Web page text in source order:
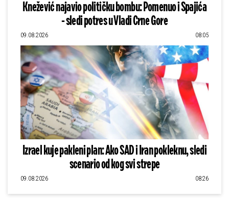
Knežević najavio političku bombu: Pomenuo i Spajića
- sledi potres u Vladi Crne Gore
09.08.2026 08:05
Izrael kuje pakleni plan: Ako SAD i Iran pokleknu, sledi
scenario od kog svi strepe
09.08.2026 08:26